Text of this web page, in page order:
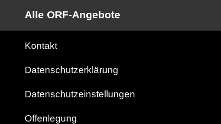
Alle ORF-Angebote
Kontakt
Datenschutzerklärung
Datenschutzeinstellungen
Offenlegung